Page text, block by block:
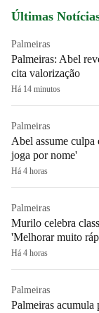
Últimas
Palmeiras
Palmeiras: Abel
cita valorização
Há 14 minutos
Palmeiras
Abel assume culpa
joga por nome'
Há 4 horas
Palmeiras
Murilo celebra
'Melhorar muito
Há 4 horas
Palmeiras
Palmeiras acumula